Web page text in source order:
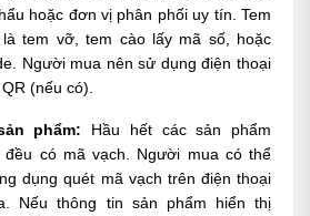
hoặc đơn vị phân phối uy tín. Tem
tem vỡ, tem cào lấy mã số, hoặc
Người mua nên sử dụng điện thoại
(nếu có).
phẩm: Hầu hết các sản phẩm
đều có mã vạch. Người mua có thể
dụng quét mã vạch trên điện thoại
Nếu thông tin sản phẩm hiển thị